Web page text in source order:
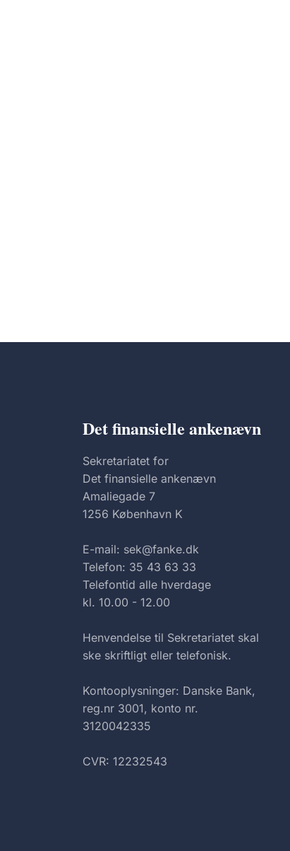
Det finansielle ankenævn
Sekretariatet for
Det finansielle ankenævn
Amaliegade 7
1256 København K
E-mail: sek@fanke.dk
Telefon: 35 43 63 33
Telefontid alle hverdage
kl. 10.00 - 12.00
Henvendelse til Sekretariatet skal
ske skriftligt eller telefonisk.
Kontooplysninger: Danske Bank,
reg.nr 3001, konto nr.
3120042335
CVR: 12232543